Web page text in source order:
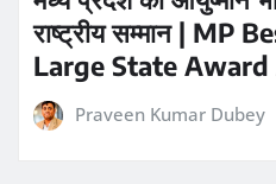
Praveen Kumar Dubey